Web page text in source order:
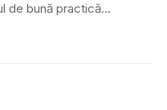
de bună practică...